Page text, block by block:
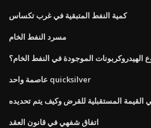
كمية النفط المتبقية في غرب تكساس
مسرد النفط الخام
الهيدروكربونات الموجودة في النفط الخام؟
عاصمة واحد quicksilver
القيمة المستقبلية للقرض وكيف يتم تحديده
اتفاق شفهي في قانون العقد